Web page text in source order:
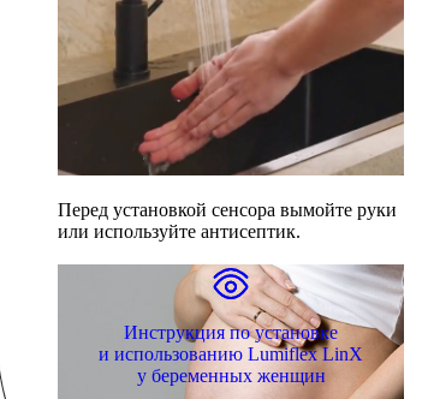
Перед установкой сенсора вымойте руки
или используйте антисептик.
Инструкция по установке
и использованию Lumiflex LinX
у беременных женщин